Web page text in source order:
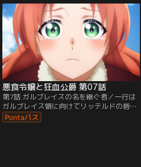
父・ジスランの姿が……。聞けば、ガルブ
レイス公爵家から早くも婚約の申し出があ
ったという。さらにその翌日には、アリス
ティードが訪ねてくることになってお
り……！？
悪食令嬢と狂血公爵 第07話
第7話 ガルブレイスの名を継ぐ者／一行は
ガルブレイス領に向けてリッテルドの砦を
後にした。その道中、アリスティードの口
から語られたのは、自らがガルブレイス公